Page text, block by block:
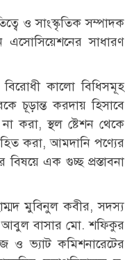
ও সাংস্কৃতিক সম্পাদক
এসোসিয়েশনের সাধারণ
বিরোধী কালো বিধিসমূহ
চূড়ান্ত করদায় হিসাবে
করা, স্থল ষ্টেশন থেকে
করা, আমদানি পণ্যের
বিষয়ে এক গুচ্ছ প্রস্তাবনা
মুবিনুল কবীর, সদস্য
আবুল বাসার মো. শফিকুর
ও ভ্যাট কমিশনারেটের